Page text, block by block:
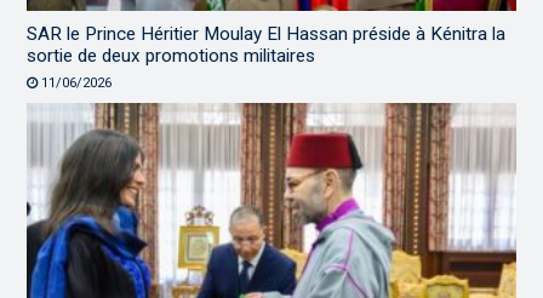
SAR le Prince Héritier Moulay El Hassan préside à Kénitra la
sortie de deux promotions militaires
11/06/2026